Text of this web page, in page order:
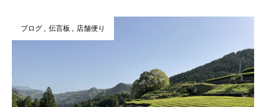
ブログ 伝言板 店舗便り